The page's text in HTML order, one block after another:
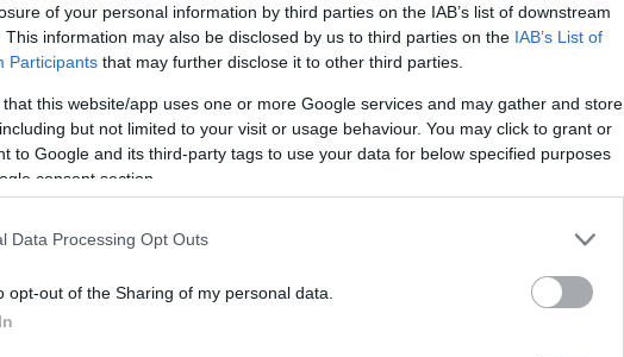
of your personal information by third parties on the IAB’s list of downstream
This information may also be disclosed by us to third parties on the IAB’s List of
Participants that may further disclose it to other third parties.
that this website/app uses one or more Google services and may gather and store
but not limited to your visit or usage behaviour. You may click to grant or
to Google and its third-party tags to use your data for below specified purposes
consent section.
Data Processing Opt Outs
opt-out of the Sharing of my personal data.
a
és mi
meg a jótól?
alkalommal szervezi meg az
Songwriting Expót. A
azzal a céllal, hogy
a dalszerzői
EGYÉB
Így látják a kortárs
művészek a Bakonyt és a
Balaton-felvidéket
Hogyan fogadja be Bukta Imre
előadása a Szent Mauríciusz Kolostor
zeneszerető közösségei és a világ egyik
vezető barokk együttesének közös